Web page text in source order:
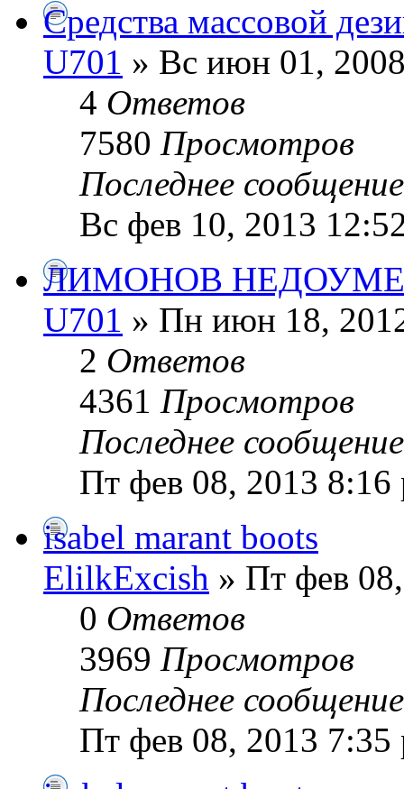
Средства массовой
U701 » Вс июн 01,
4 Ответов
7580 Просмотров
Последнее
Вс фев 10, 2013
ЛИМОНОВ
U701 » Пн июн 18,
2 Ответов
4361 Просмотров
Последнее
Пт фев 08, 2013 8:16
isabel marant boots
ElilkExcish » Пт фев
0 Ответов
3969 Просмотров
Последнее
Пт фев 08, 2013 7:35